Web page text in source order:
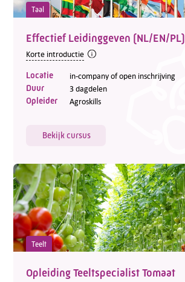
Taal
Effectief Leidinggeven (NL/EN/PL)
Korte introductie
Locatie in-company of open inschrijving
Duur 3 dagdelen
Opleider Agroskills
Bekijk cursus
Teelt
Opleiding Teeltspecialist Tomaat